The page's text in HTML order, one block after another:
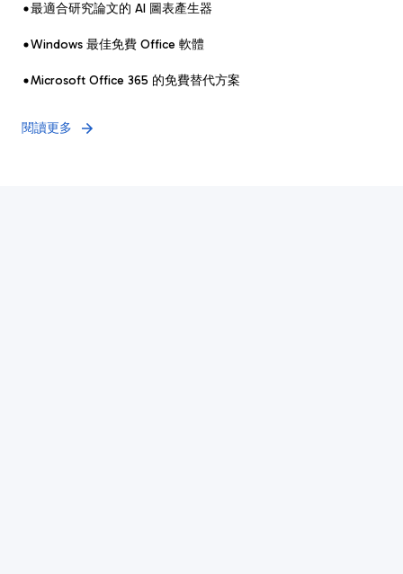
最適合研究論文的 AI 圖表產生器
Windows 最佳免費 Office 軟體
Microsoft Office 365 的免費替代方案
閱讀更多